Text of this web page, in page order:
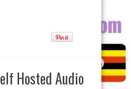
Hosted Audio